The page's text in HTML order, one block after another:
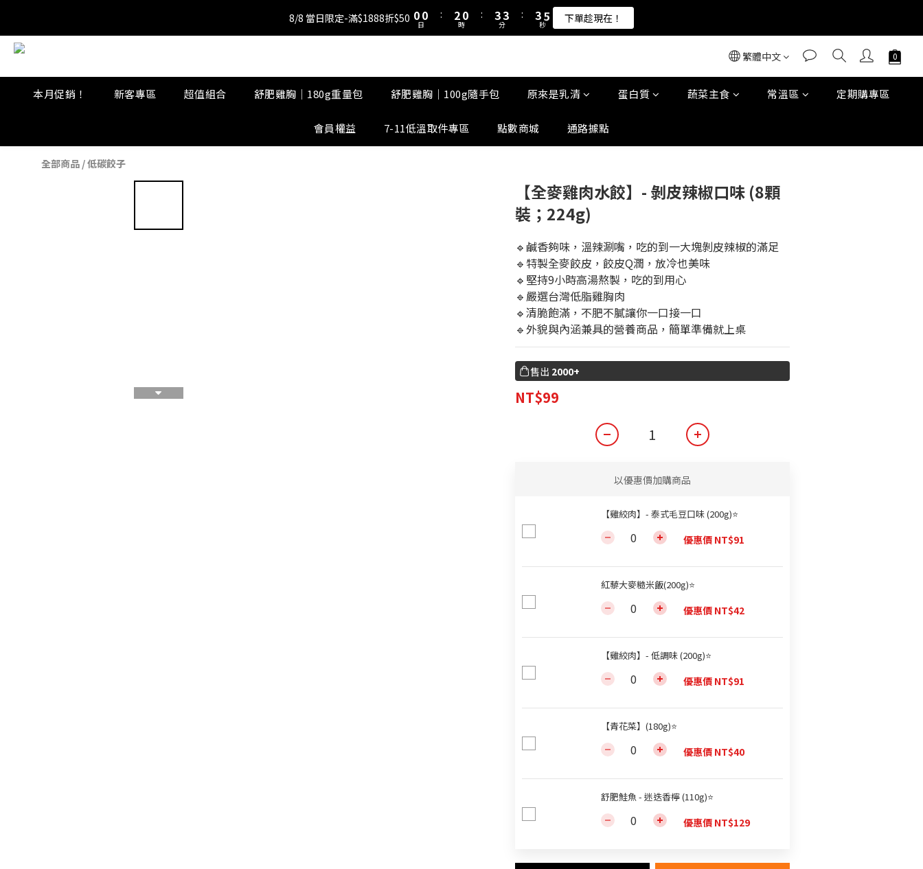
8/8 當日限定-滿$1888折$50 00
日
:
2
1
0
時
:
3
2
3
2
分
:
3
2
5
4
1
0
秒 下單趁現在！
8/8 當日限定-滿$1888折$50 00
日
:
2
1
0
時
:
3
2
3
2
分
:
3
2
5
4
1
0
秒 下單趁現在！
8/8 當日限定-滿$1888折$50
5
4
3
0
5
4
3
0
日
7
6
5
2
1
5
4
3
時
8
7
6
3
2
0
8
7
6
0
分
8
7
6
3
2
0
9
8
5
4
1
秒 下單趁現在！
繁體中文
本月促銷！ 新客專區 超值組合 舒肥雞胸｜180g重量包 舒肥雞胸｜100g隨手包 原來是乳清 蛋白質 蔬菜主食 常溫區 定期購專區
會員權益 7-11低溫取件專區 點數商城 通路據點
全部商品 /低碳餃子
【全麥雞肉水餃】- 剝皮辣椒口味 (8顆
裝；224g)
🔹鹹香夠味，溫辣涮嘴，吃的到一大塊剝皮辣椒的滿足
🔹特製全麥餃皮，餃皮Q潤，放冷也美味
🔹堅持9小時高湯熬製，吃的到用心
🔹嚴選台灣低脂雞胸肉
🔹清脆飽滿，不肥不膩讓你一口接一口
🔹外貌與內涵兼具的營養商品，簡單準備就上桌
售出 2000+
NT$99
以優惠價加購商品
【雞絞肉】- 泰式毛豆口味 (200g)⭐
優惠價 NT$91
紅藜大麥糙米飯(200g)⭐
優惠價 NT$42
【雞絞肉】- 低調味 (200g)⭐
優惠價 NT$91
【青花菜】(180g)⭐
優惠價 NT$40
舒肥鮭魚 - 迷迭香檸 (110g)⭐
優惠價 NT$129